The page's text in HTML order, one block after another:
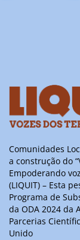
Comunidades
a construção do
Empoderando
(LIQUIT) – Esta
Programa de
da ODA 2024 da
Parcerias
Unido